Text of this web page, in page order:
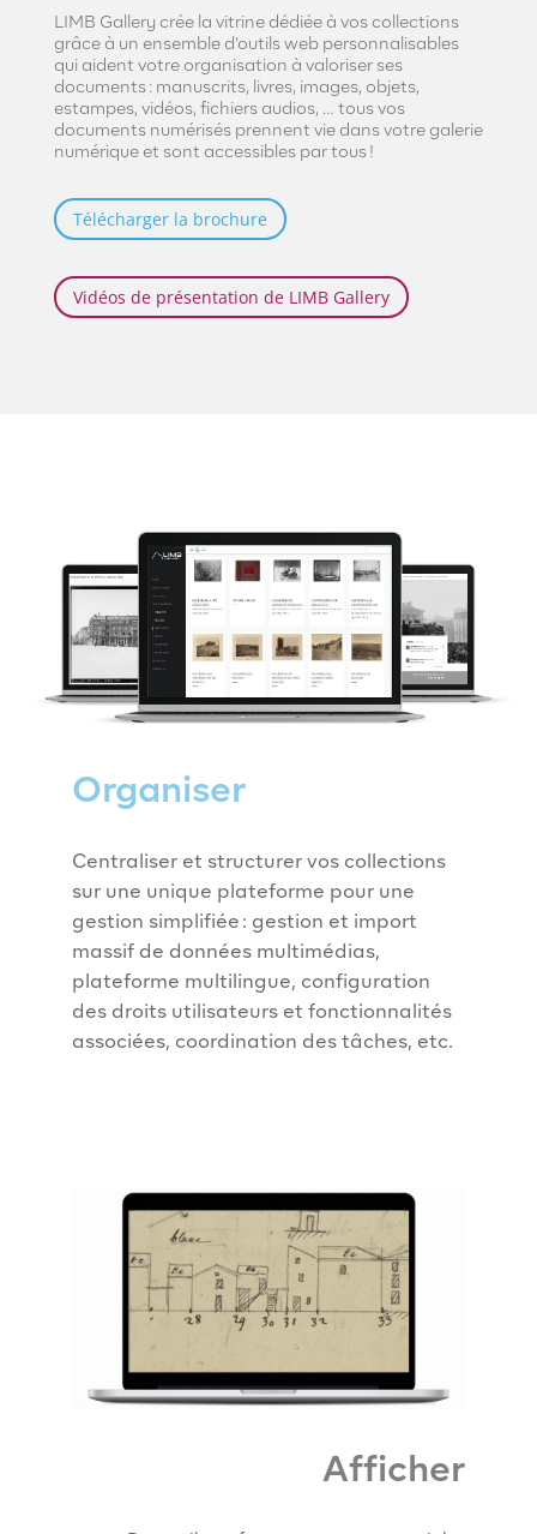
LIMB Gallery crée la vitrine dédiée à vos collections
grâce à un ensemble d’outils web personnalisables
qui aident votre organisation à valoriser ses
documents : manuscrits, livres, images, objets,
estampes, vidéos, fichiers audios, … tous vos
documents numérisés prennent vie dans votre galerie
numérique et sont accessibles par tous !
Télécharger la brochure
Vidéos de présentation de LIMB Gallery
Organiser
Centraliser et structurer vos collections
sur une unique plateforme pour une
gestion simplifiée : gestion et import
massif de données multimédias,
plateforme multilingue, configuration
des droits utilisateurs et fonctionnalités
associées, coordination des tâches, etc.
Afficher